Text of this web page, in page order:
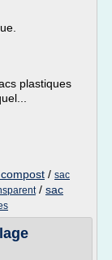
plastiques
/ sac
/ sac